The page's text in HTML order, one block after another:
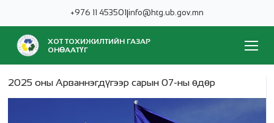
+976 11 453501|info@htg.ub.gov.mn
ХОТ ТОХИЖИЛТИЙН ГАЗАР
ОНӨААТҮГ
2025 оны Арваннэгдүгээр сарын 07-ны өдөр